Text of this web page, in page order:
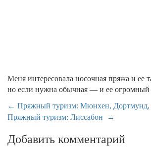
Меня интересовала носочная пряжа и ее
но если нужна обычная — и ее огромный
Навигация
по
записям
← Пряжный туризм: Мюнхен, Дортмунд,
Пряжный туризм: Лиссабон
→
Добавить комментарий